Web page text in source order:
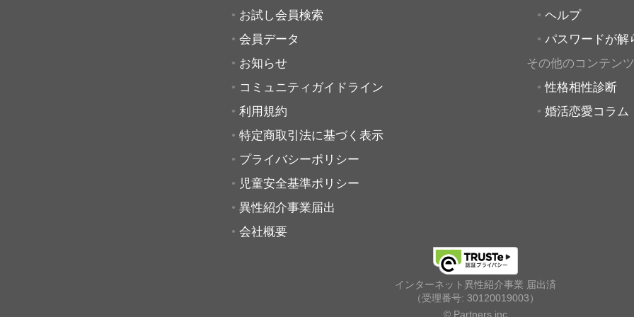
お試し会員検索
会員データ
お知らせ
コミュニティガイドライン
利用規約
特定商取引法に基づく表示
プライバシーポリシー
児童安全基準ポリシー
異性紹介事業届出
会社概要
ヘルプ
パスワードが解
その他のコンテンツ
性格相性診断
婚活恋愛コラム
インターネット異性紹介事業 届出済
（受理番号: 30120019003）
© Partners.inc